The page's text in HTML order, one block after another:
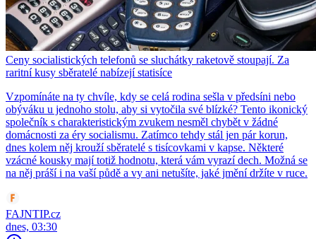
Ceny socialistických telefonů se sluchátky raketově stoupají. Za
raritní kusy sběratelé nabízejí statisíce
Vzpomínáte na ty chvíle, kdy se celá rodina sešla v předsíni nebo
obýváku u jednoho stolu, aby si vytočila své blízké? Tento ikonický
společník s charakteristickým zvukem nesměl chybět v žádné
domácnosti za éry socialismu. Zatímco tehdy stál jen pár korun,
dnes kolem něj krouží sběratelé s tisícovkami v kapse. Některé
vzácné kousky mají totiž hodnotu, která vám vyrazí dech. Možná se
na něj práší i na vaší půdě a vy ani netušíte, jaké jmění držíte v ruce.
FAJNTIP.cz
dnes, 03:30